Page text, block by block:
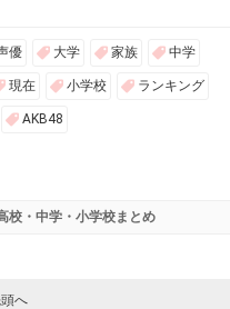
優 大学 家族 中学
現在 小学校 ランキング
AKB48
校・中学・小学校まとめ
へ